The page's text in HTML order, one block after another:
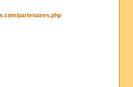
partenaires.php